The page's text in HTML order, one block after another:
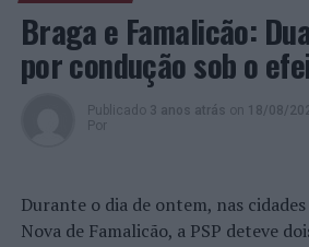
Braga e Famalicão:
por condução sob o
Publicado 3 anos atrás on 18/08/
Por
Durante o dia de ontem, nas
Nova de Famalicão, a PSP deteve